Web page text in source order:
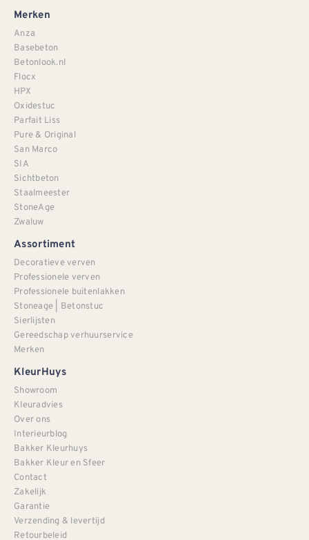
Merken
Anza
Basebeton
Betonlook.nl
Flocx
HPX
Oxidestuc
Parfait Liss
Pure & Original
San Marco
SIA
Sichtbeton
Staalmeester
StoneAge
Zwaluw
Assortiment
Decoratieve verven
Professionele verven
Professionele buitenlakken
Stoneage | Betonstuc
Sierlijsten
Gereedschap verhuurservice
Merken
KleurHuys
Showroom
Kleuradvies
Over ons
Interieurblog
Bakker Kleurhuys
Bakker Kleur en Sfeer
Contact
Zakelijk
Garantie
Verzending & levertijd
Retourbeleid